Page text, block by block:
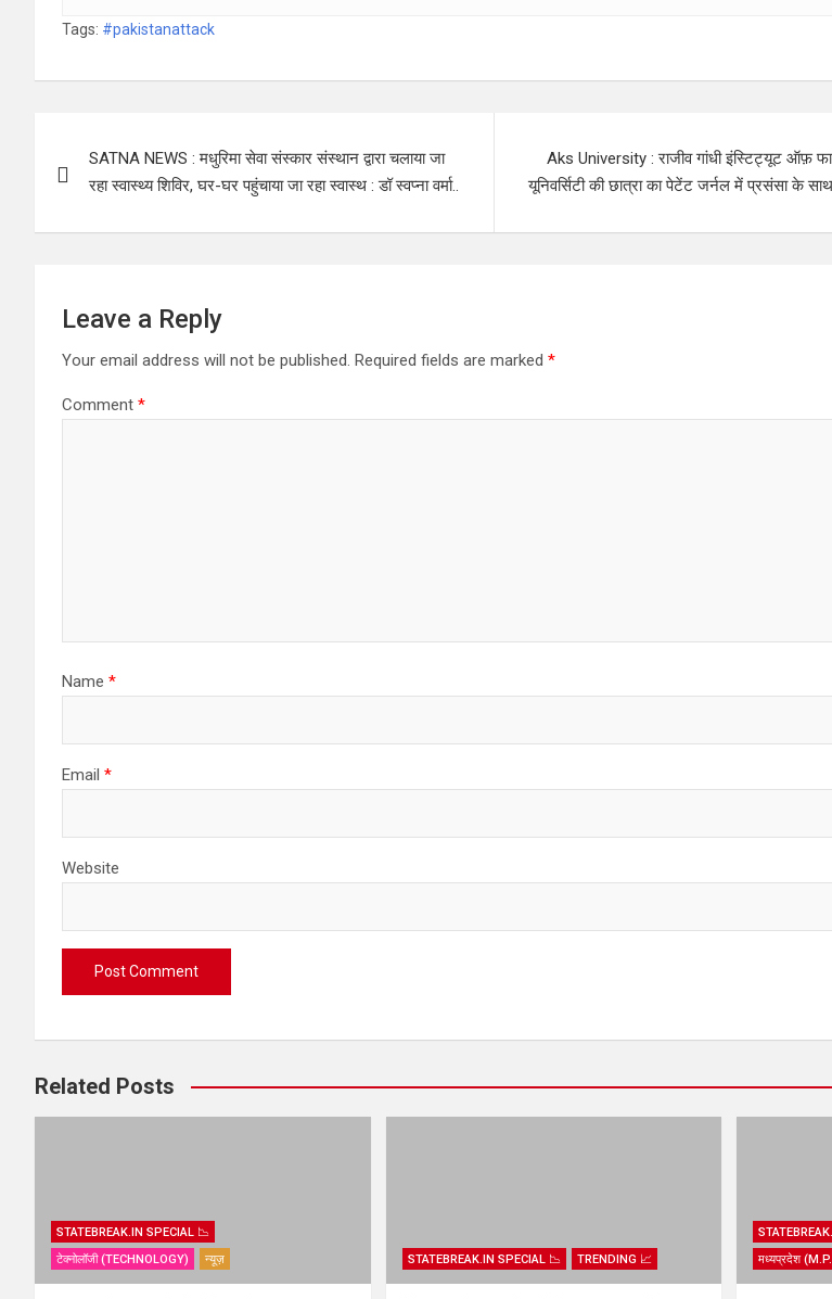
Tags: #pakistanattack
navigation
SATNA NEWS : मधुरिमा सेवा संस्कार संस्थान द्वारा चलाया जा
रहा स्वास्थ्य शिविर, घर-घर पहुंचाया जा रहा स्वास्थ : डॉ स्वप्ना वर्मा..
Aks University : राजीव गांधी इंस्टिट्यूट ऑफ़
यूनिवर्सिटी की छात्रा का पेटेंट जर्नल में प्रसंसा के
Leave a Reply
Your email address will not be published. Required fields are marked *
Comment *
Name *
Email *
Website
Related Posts
STATEBREAK.IN SPECIAL 📉
टेक्नोलॉजी (TECHNOLOGY)
न्यूज़ STATEBREAK.IN SPECIAL 📉 TRENDING 📈
मध्यप्रदेश